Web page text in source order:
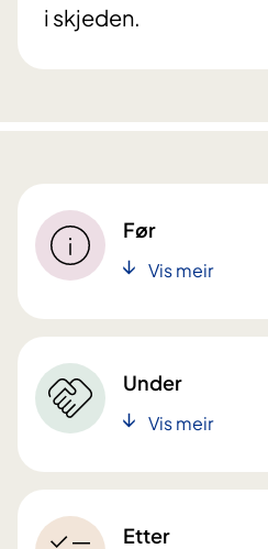
i skjeden.
Før
Vis meir
Under
Vis meir
Etter